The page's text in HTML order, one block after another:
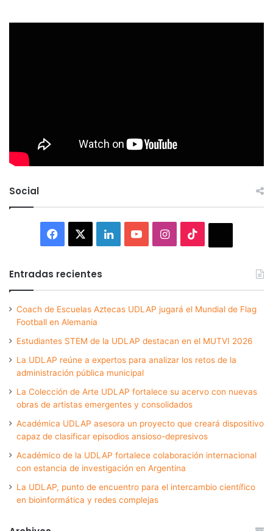
Social
Facebook LinkedInYouTubeInstagram
Entradas recientes
Coach de Escuelas Aztecas UDLAP jugará el Mundial de Flag
Football en Alemania
Estudiantes STEM de la UDLAP destacan en el MUTVI 2026
La UDLAP reúne a expertos para analizar los retos de la
administración pública municipal
La Colección de Arte UDLAP fortalece su acervo con nuevas
obras de artistas emergentes y consolidados
Académica UDLAP asesora un proyecto que creará dispositivo
capaz de clasificar episodios ansioso-depresivos
Académico de la UDLAP fortalece colaboración internacional
con estancia de investigación en Argentina
La UDLAP, punto de encuentro para el intercambio científico
en bioinformática y redes complejas